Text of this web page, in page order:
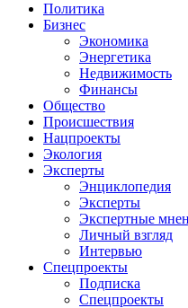
Политика
Бизнес
Экономика
Энергетика
Недвижимость
Финансы
Общество
Происшествия
Нацпроекты
Экология
Эксперты
Энциклопедия
Эксперты
Экспертные
Личный взгляд
Интервью
Спецпроекты
Подписка
Спецпроекты